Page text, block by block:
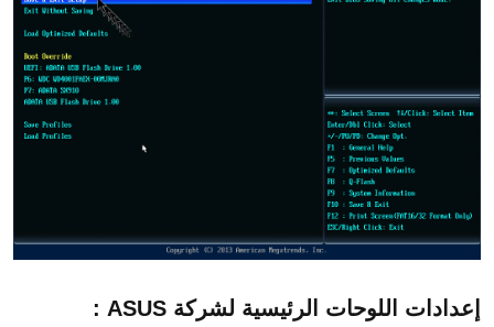
إعدادات اللوحات الرئيسية لشركة ASUS :